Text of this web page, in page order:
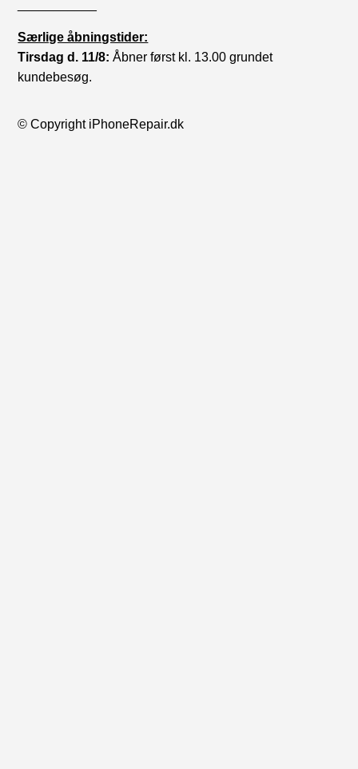
Særlige åbningstider:
Tirsdag d. 11/8: Åbner først kl. 13.00 grundet
kundebesøg.
© Copyright iPhoneRepair.dk